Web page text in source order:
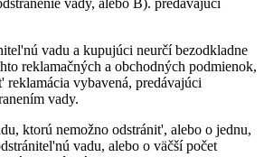
vady, alebo B). predávajúci
vadu a kupujúci neurčí bezodkladne
reklamačných a obchodných podmienok,
reklamácia vybavená, predávajúci
vady.
ktorú nemožno odstránit', alebo o jednu,
vadu, alebo o väčší počet